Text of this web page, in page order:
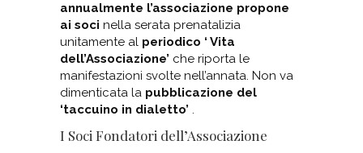
annualmente l’associazione propone
ai soci nella serata prenatalizia
unitamente al periodico ‘ Vita
dell’Associazione’ che riporta le
manifestazioni svolte nell’annata. Non va
dimenticata la pubblicazione del
‘taccuino in dialetto’ .
I Soci Fondatori dell’Associazione